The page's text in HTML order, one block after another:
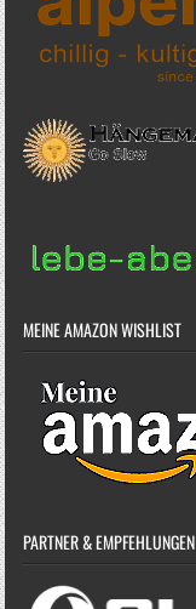
MEINE AMAZON WISHLIST
PARTNER & EMPFEHLUNGEN